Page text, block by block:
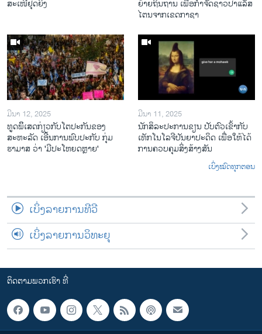
ສະເໜີຢຸດຍິງ
ຍ້າຍຖິ່ນຖານ ເພື່ອກຳຈັດຊາວປາແລັສ
ໄຕນຈາກເຂດກາຊາ
ມີນາ 12, 2025
ທູດພິິເສດກ່ຽວກັບໂຕປະກັນຂອງ
ສະຫະລັດ ເອີ້ນການພົບປະກັບ ກຸ່ມ
ຮາມາສ ວ່າ 'ມີປະໂຫຍດຫຼາຍ'
ມີນາ 11, 2025
ນັກ​ສິ​ລະ​ປະ​ການ​ຂຽນ ປັບ​ຕົວ​ເຂົ້າ​ກັບ​
ເທັກ​ໂນ​ໂລ​ຈີ​ປັນ​ຍາ​ປະ​ດິດ ເພື່ອ​ໃຫ້​ໄດ້​
ກ​ານ​ຄວບ​ຄຸມ​ສິ່ງ​ສ້າງ​ສັນ
ເບິ່ງໝົດທຸກຕອນ
ເບິ່ງລາຍການທີວີ
ເບິ່ງລາຍການວິທະຍຸ
ຕິດຕາມພວກເຮົາ ທີ່